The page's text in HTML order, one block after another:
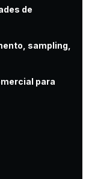
de
sampling,
para